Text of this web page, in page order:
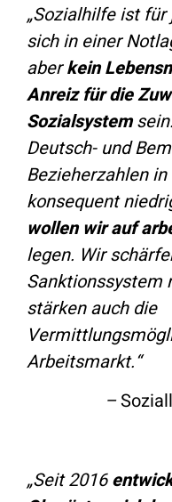
„Sozialhilfe ist für
sich in einer
aberkein
Anreiz für die
Sozialsystem
Deutsch- und
Bezieherzahlen
konsequent
wollen wir auf
legen. Wir
Sanktionssystem
stärken auch die
Arbeitsmarkt.“
–
„Seit 2016